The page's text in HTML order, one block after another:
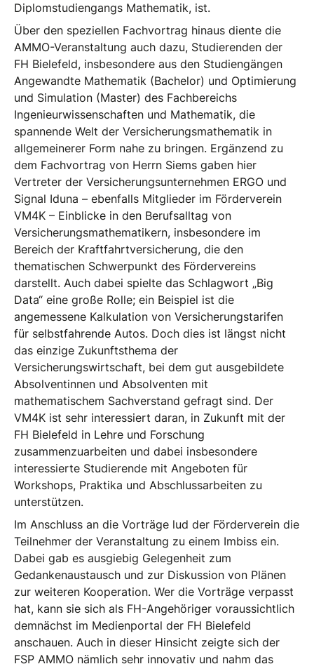
Diplomstudiengangs Mathematik, ist.
Über den speziellen Fachvortrag hinaus diente die
AMMO-Veranstaltung auch dazu, Studierenden der
FH Bielefeld, insbesondere aus den Studiengängen
Angewandte Mathematik (Bachelor) und Optimierung
und Simulation (Master) des Fachbereichs
Ingenieurwissenschaften und Mathematik, die
spannende Welt der Versicherungsmathematik in
allgemeinerer Form nahe zu bringen. Ergänzend zu
dem Fachvortrag von Herrn Siems gaben hier
Vertreter der Versicherungsunternehmen ERGO und
Signal Iduna – ebenfalls Mitglieder im Förderverein
VM4K – Einblicke in den Berufsalltag von
Versicherungsmathematikern, insbesondere im
Bereich der Kraftfahrtversicherung, die den
thematischen Schwerpunkt des Fördervereins
darstellt. Auch dabei spielte das Schlagwort „Big
Data“ eine große Rolle; ein Beispiel ist die
angemessene Kalkulation von Versicherungstarifen
für selbstfahrende Autos. Doch dies ist längst nicht
das einzige Zukunftsthema der
Versicherungswirtschaft, bei dem gut ausgebildete
Absolventinnen und Absolventen mit
mathematischem Sachverstand gefragt sind. Der
VM4K ist sehr interessiert daran, in Zukunft mit der
FH Bielefeld in Lehre und Forschung
zusammenzuarbeiten und dabei insbesondere
interessierte Studierende mit Angeboten für
Workshops, Praktika und Abschlussarbeiten zu
unterstützen.
Im Anschluss an die Vorträge lud der Förderverein die
Teilnehmer der Veranstaltung zu einem Imbiss ein.
Dabei gab es ausgiebig Gelegenheit zum
Gedankenaustausch und zur Diskussion von Plänen
zur weiteren Kooperation. Wer die Vorträge verpasst
hat, kann sie sich als FH-Angehöriger voraussichtlich
demnächst im Medienportal der FH Bielefeld
anschauen. Auch in dieser Hinsicht zeigte sich der
FSP AMMO nämlich sehr innovativ und nahm das